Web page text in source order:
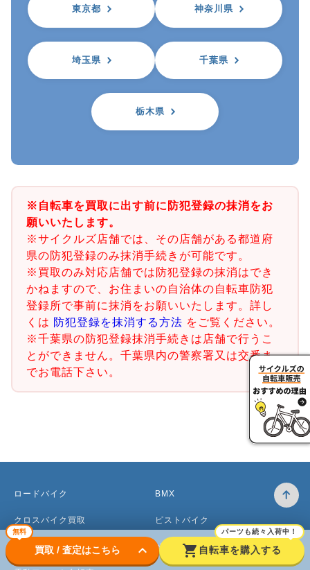
東京都 神奈川県
埼玉県 千葉県
栃木県
※自転車を買取に出す前に防犯登録の抹消をお
願いいたします。
※サイクルズ店舗では、その店舗がある都道府
県の防犯登録のみ抹消手続きが可能です。
※買取のみ対応店舗では防犯登録の抹消はでき
かねますので、お住まいの自治体の自転車防犯
登録所で事前に抹消をお願いいたします。詳し
くは 防犯登録を抹消する方法 をご覧ください。
※千葉県の防犯登録抹消手続きは店舗で行うこ
とができません。千葉県内の警察署又は交番ま
でお電話下さい。
無料
買取 / 査定はこちら keyboard_arrow_down shopping_cart
パーツも続々入荷中！
自転車を購入する
ロードバイク
クロスバイク買取
マウンテンバイク買取
BMX
ピストバイク
ベビーカー